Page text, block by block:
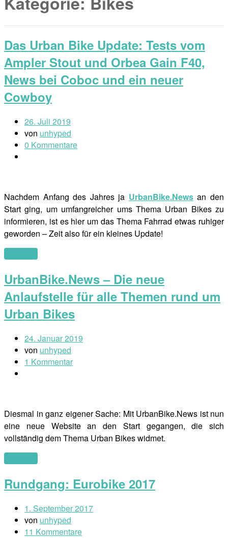
Das Urban Bike Update: Tests vom
Ampler Stout und Orbea Gain F40,
News bei Coboc und ein neuer
Cowboy
26. Juli 2019
von unhyped
0 Kommentare
Nachdem Anfang des Jahres ja UrbanBike.Newsan den
Start ging, um umfangreicher ums Thema Urban Bikes zu
informieren, ist es hier um das Thema Fahrrad etwas ruhiger
geworden – Zeit also für ein kleines Update!
UrbanBike.News – Die neue
Anlaufstelle für alle Themen rund um
Urban Bikes
24. Januar 2019
von unhyped
1 Kommentar
Diesmal in ganz eigener Sache: Mit UrbanBike.News ist nun
eine neue Website an den Start gegangen, die sich
vollständig dem Thema Urban Bikes widmet.
Rundgang: Eurobike 2017
1. September 2017
von unhyped
11 Kommentare